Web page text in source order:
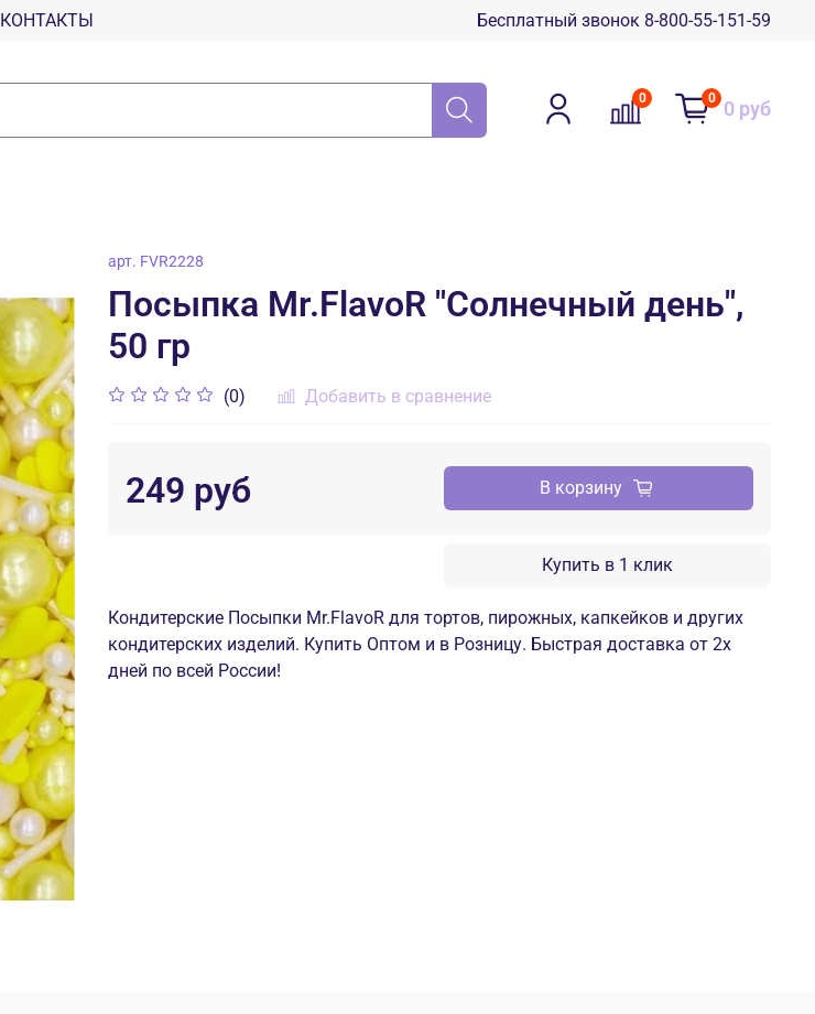
КОНТАКТЫ Бесплатный звонок 8-800-55-151-59
0 0 0 руб
арт. FVR2228
Посыпка Mr.FlavoR "Солнечный день",
50 гр
(0) Добавить в сравнение
249 руб В корзину
Купить в 1 клик
Кондитерские Посыпки Mr.FlavoR для тортов, пирожных, капкейков и других
кондитерских изделий. Купить Оптом и в Розницу. Быстрая доставка от 2х
дней по всей России!